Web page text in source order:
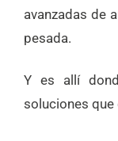
avanzadas de
pesada.
Y es allí
soluciones que